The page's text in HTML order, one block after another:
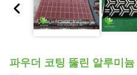
파우더 코팅 뚫린 알루미